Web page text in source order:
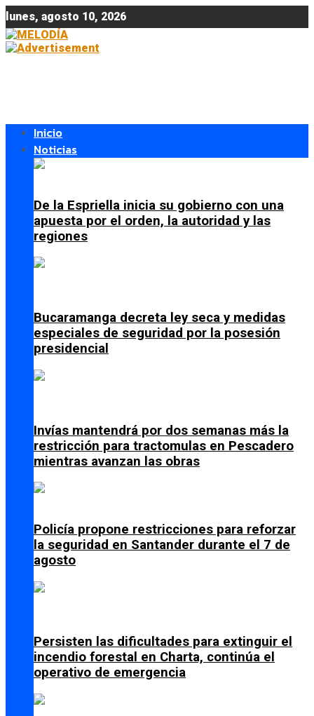
lunes, agosto 10, 2026
Inicio
Noticias
De la Espriella inicia su gobierno con una
apuesta por el orden, la autoridad y las
regiones
Bucaramanga decreta ley seca y medidas
especiales de seguridad por la posesión
presidencial
Invías mantendrá por dos semanas más la
restricción para tractomulas en Pescadero
mientras avanzan las obras
Policía propone restricciones para reforzar
la seguridad en Santander durante el 7 de
agosto
Persisten las dificultades para extinguir el
incendio forestal en Charta, continúa el
operativo de emergencia